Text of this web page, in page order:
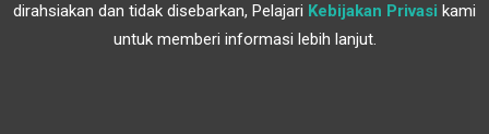
dirahsiakan dan tidak disebarkan, Pelajari Kebijakan Privasi kami
untuk memberi informasi lebih lanjut.